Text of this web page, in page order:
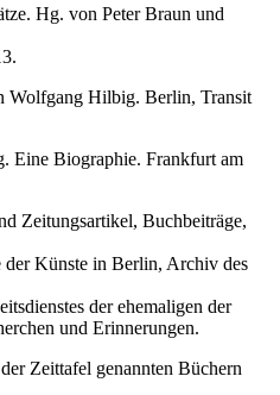
Hg. von Peter Braun und
Wolfgang Hilbig. Berlin, Transit
Eine Biographie. Frankfurt am
Zeitungsartikel, Buchbeiträge,
Künste in Berlin, Archiv des
der ehemaligen der
und Erinnerungen.
Zeittafel genannten Büchern